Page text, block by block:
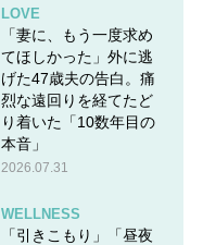
LOVE
「妻に、もう一度求め
てほしかった」外に逃
げた47歳夫の告白。痛
烈な遠回りを経てたど
り着いた「10数年目の
本音」
2026.07.31
WELLNESS
「引きこもり」「昼夜